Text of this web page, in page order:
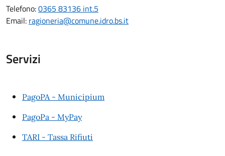
Telefono:0365 83136 int.5
Email: ragioneria@comune.idro.bs.it
Servizi
PagoPA - Municipium
PagoPa - MyPay
TARI - Tassa Rifiuti